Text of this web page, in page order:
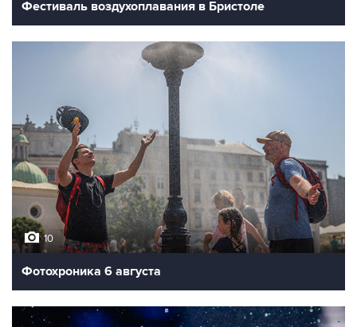
Фестиваль воздухоплавания в Бристоле
10
Фотохроника 6 августа